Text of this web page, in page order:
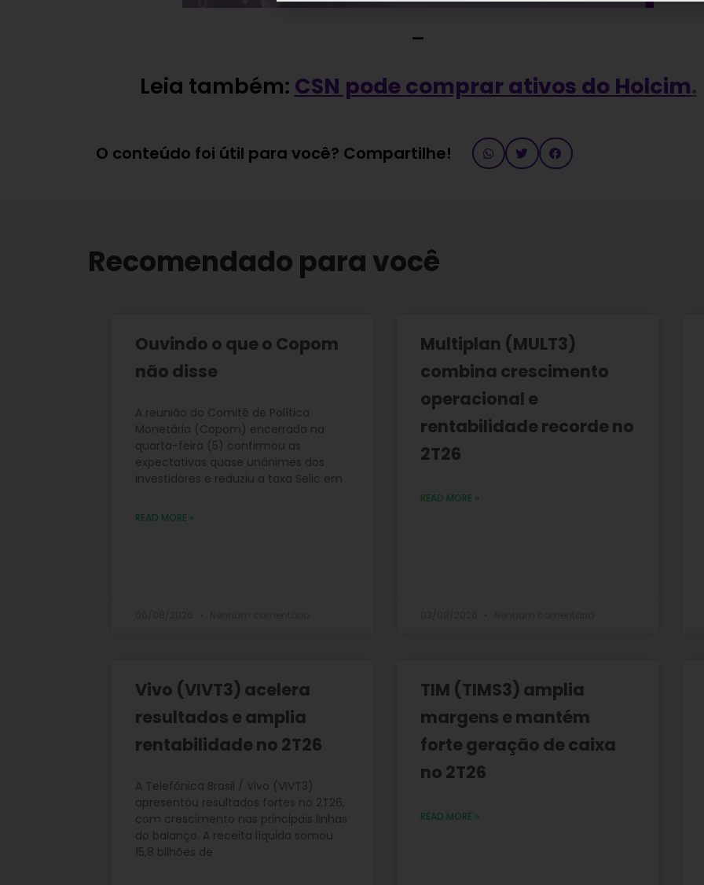
—
Leia também: CSN pode comprar ativos do Holcim.
O conteúdo foi útil para você? Compartilhe!
Recomendado para você
Ouvindo o que o Copom
não disse
A reunião do Comitê de Política
Monetária (Copom) encerrada na
quarta-feira (5) confirmou as
expectativas quase unânimes dos
investidores e reduziu a taxa Selic em
READ MORE »
Multiplan (MULT3)
combina crescimento
operacional e
rentabilidade recorde no
2T26
READ MORE »
Vivo (VIVT3) acelera
resultados e amplia
rentabilidade no 2T26
A Telefônica Brasil / Vivo (VIVT3)
apresentou resultados fortes no 2T26,
com crescimento nas principais linhas
do balanço. A receita líquida somou
15,8 bilhões de
TIM (TIMS3) amplia
margens e mantém
forte geração de caixa
no 2T26
READ MORE »